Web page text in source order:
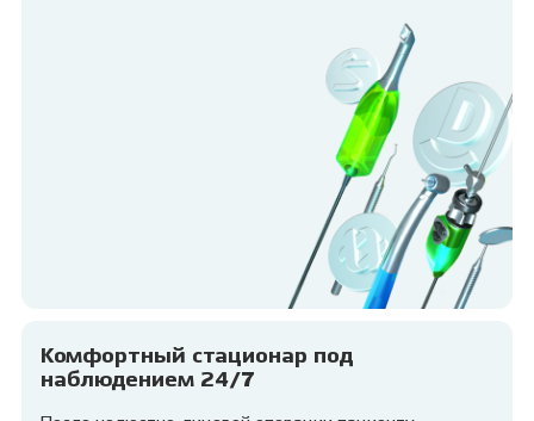
Комфортный стационар под
наблюдением 24/7